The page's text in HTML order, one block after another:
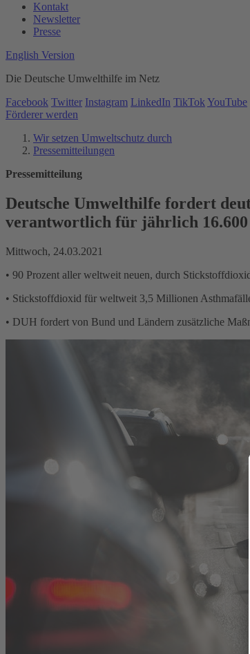
Kontakt
Newsletter
Presse
English Version
Die Deutsche Umwelthilfe im Netz
Facebook Twitter Instagram LinkedIn TikTok YouTube
Förderer werden
Wir setzen Umweltschutz durch
Pressemitteilungen
Pressemitteilung
Deutsche Umwelthilfe fordert
verantwortlich für jährlich
Mittwoch, 24.03.2021
• 90 Prozent aller weltweit neuen, durch
• Stickstoffdioxid für weltweit 3,5 Millionen
• DUH fordert von Bund und Ländern zusätzliche